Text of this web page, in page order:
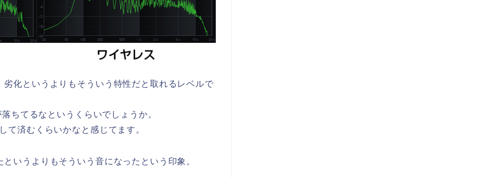
化というよりもそういう特性だと取れるレベルで
ちてるなというくらいでしょうか。
て済むくらいかなと感じてます。
いうよりもそういう音になったという印象。